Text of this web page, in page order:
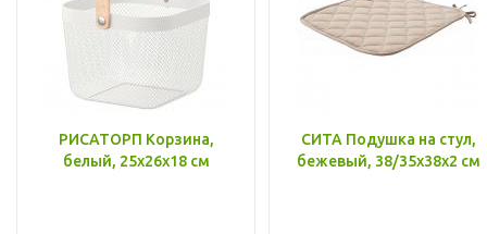
РИСАТОРП Корзина,
белый, 25x26x18 см
СИТА Подушка на стул,
бежевый, 38/35x38x2 см